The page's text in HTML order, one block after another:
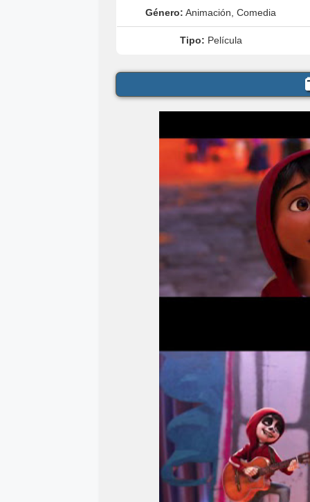
Género: Animación, Comedia
Tipo: Película